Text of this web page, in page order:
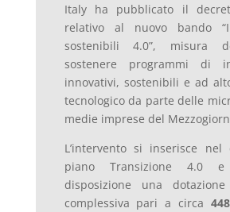
Italy ha pubblicato il
relativo al nuovo bando
sostenibili 4.0”, misura
sostenere programmi di
innovativi, sostenibili e ad
tecnologico da parte delle
medie imprese del
L’intervento si inserisce nel
piano Transizione 4.0
disposizione una
complessiva pari a circa